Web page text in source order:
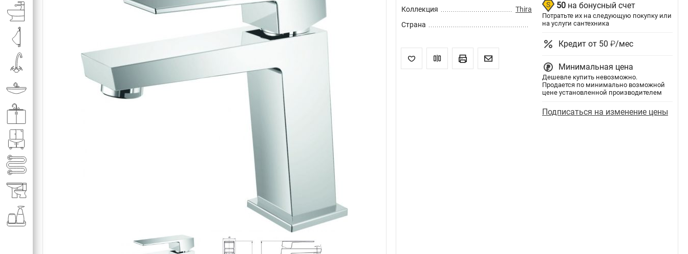
Раковины в ванную комнату
Коллекция
Thira
Страна
50 на бонусный счет
Потратьте их на следующую покупку или
на услуги сантехника
Кредит от 50 ₽/мес
Минимальная цена
Дешевле купить невозможно.
Продается по минимально возможной
цене установленной производителем
Подписаться на изменение цены